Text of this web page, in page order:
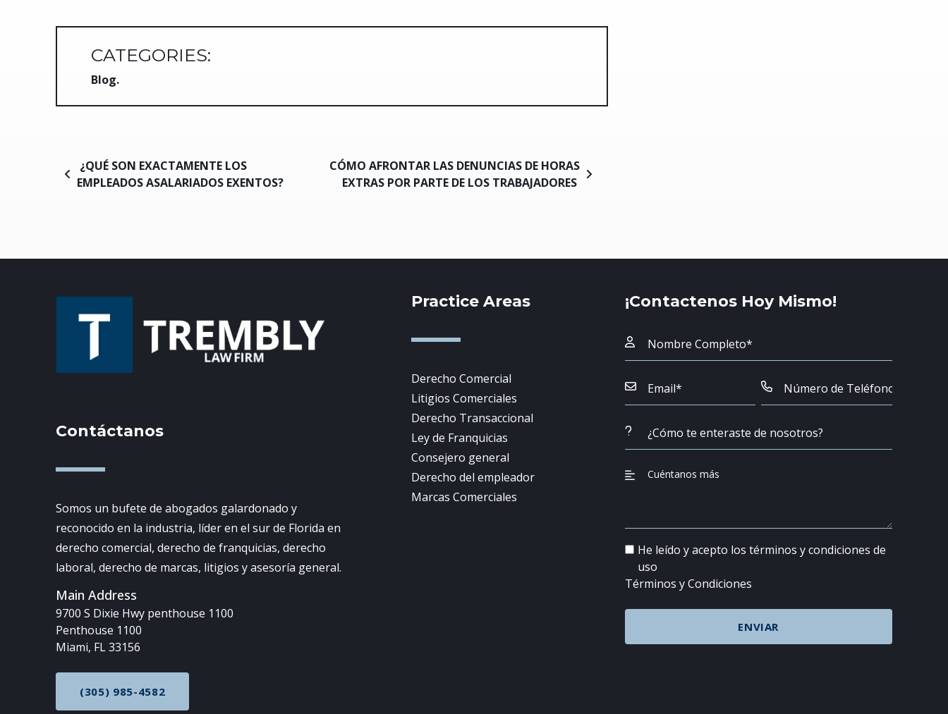
CATEGORIES:
Blog
Navegación de entradas
¿QUÉ SON EXACTAMENTE LOS
EMPLEADOS ASALARIADOS EXENTOS?
CÓMO AFRONTAR LAS DENUNCIAS DE HORAS
EXTRAS POR PARTE DE LOS TRABAJADORES
Contáctanos
Somos un bufete de abogados galardonado y
reconocido en la industria, líder en el sur de Florida en
derecho comercial, derecho de franquicias, derecho
laboral, derecho de marcas, litigios y asesoría general.
Main Address
9700 S Dixie Hwy penthouse 1100
Penthouse 1100
Miami, FL 33156
CALL NOW AT
(305) 985-4582
Practice Areas
Derecho Comercial
Litigios Comerciales
Derecho Transaccional
Ley de Franquicias
Consejero general
Derecho del empleador
Marcas Comerciales
¡Contactenos Hoy Mismo!
He leído y acepto los términos y condiciones de
uso
Términos y Condiciones